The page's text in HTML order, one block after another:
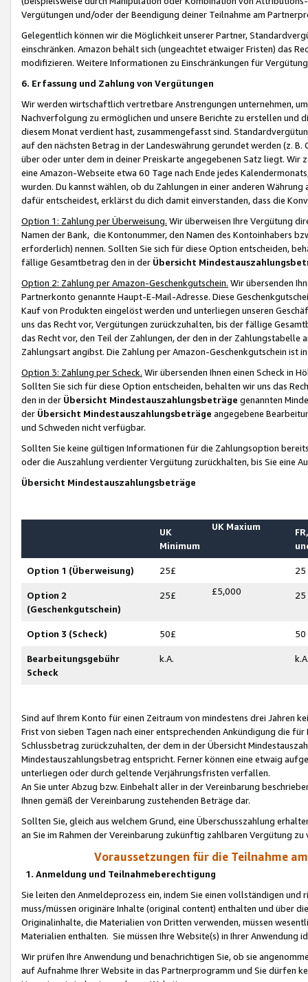
Vergütungen und/oder der Beendigung deiner Teilnahme am
Gelegentlich können wir die Möglichkeit unserer Partner,
einschränken. Amazon behält sich (ungeachtet etwaiger Fristen) das
modifizieren. Weitere Informationen zu Einschränkungen für
6. Erfassung und Zahlung von Vergütungen
Wir werden wirtschaftlich vertretbare Anstrengungen unternehmen,
Nachverfolgung zu ermöglichen und unsere Berichte zu erstellen und
diesem Monat verdient hast, zusammengefasst sind.
auf den nächsten Betrag in der Landeswährung gerundet werden (z.
über oder unter dem in deiner Preiskarte angegebenen Satz liegt.
eine Amazon-Webseite etwa 60 Tage nach Ende jedes
wurden. Du kannst wählen, ob du Zahlungen in einer anderen
dafür entscheidest, erklärst du dich damit einverstanden, dass die
Option 1: Zahlung per Überweisung. Wir überweisen Ihre Vergütung
Namen der Bank, die Kontonummer, den Namen des Kontoinhabers
erforderlich) nennen. Sollten Sie sich für diese Option entscheiden,
fällige Gesamtbetrag den in der Übersicht
Option 2: Zahlung per Amazon-Geschenkgutschein. Wir übersenden
Partnerkonto genannte Haupt-E-Mail-Adresse. Diese
Kauf von Produkten eingelöst werden und unterliegen unseren
uns das Recht vor, Vergütungen zurückzuhalten, bis der fällige
das Recht vor, den Teil der Zahlungen, der den in der
Zahlungsart angibst. Die Zahlung per Amazon-Geschenkgutschein ist
Option 3: Zahlung per Scheck. Wir übersenden Ihnen einen Scheck in
Sollten Sie sich für diese Option entscheiden, behalten wir uns das
den in der Übersicht Mindestauszahlungsbeträge genannten
der Übersicht Mindestauszahlungsbeträge angegebene
und Schweden nicht verfügbar.
Sollten Sie keine gültigen Informationen für die Zahlungsoption
oder die Auszahlung verdienter Vergütung zurückhalten, bis Sie
Übersicht Mindestauszahlungsbeträge
UK
Minimum
UK Maxium
Option 1 (Überweisung) 25£ 25
Option 2
(Geschenkgutschein)
25£ £5,000 25
Option 3 (Scheck) 50£ 50
Bearbeitungsgebühr
Scheck
k.A.
Sind auf Ihrem Konto für einen Zeitraum von mindestens drei Jahren
Frist von sieben Tagen nach einer entsprechenden Ankündigung die
Schlussbetrag zurückzuhalten, der dem in der Übersicht
Mindestauszahlungsbetrag entspricht. Ferner können eine etwaig
unterliegen oder durch geltende Verjährungsfristen verfallen.
An Sie unter Abzug bzw. Einbehalt aller in der Vereinbarung
Ihnen gemäß der Vereinbarung zustehenden Beträge dar.
Sollten Sie, gleich aus welchem Grund, eine Überschusszahlung
an Sie im Rahmen der Vereinbarung zukünftig zahlbaren Vergütung zu
Voraussetzungen für die Teilnahme
1. Anmeldung und Teilnahmeberechtigung
Sie leiten den Anmeldeprozess ein, indem Sie einen vollständigen
muss/müssen originäre Inhalte (original content) enthalten und über
Originalinhalte, die Materialien von Dritten verwenden, müssen
Materialien enthalten. Sie müssen Ihre Website(s) in Ihrer Anwendung
Wir prüfen Ihre Anwendung und benachrichtigen Sie, ob sie
auf Aufnahme Ihrer Website in das Partnerprogramm und Sie dürfen